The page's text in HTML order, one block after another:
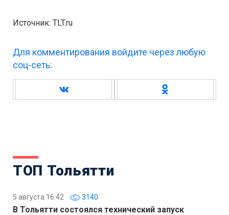
Источник: TLT.ru
Для комментирования войдите через любую
соц-сеть:
ТОП Тольятти
5 августа 16:42 3140
В Тольятти состоялся технический запуск